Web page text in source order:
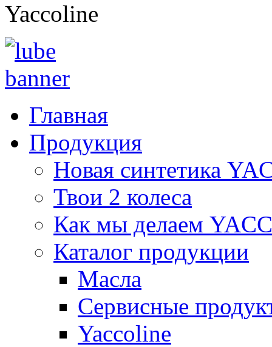
Yaccoline
Главная
Продукция
Новая синтетика
Твои 2 колеса
Как мы делаем
Каталог продукции
Масла
Сервисные
Yaccoline